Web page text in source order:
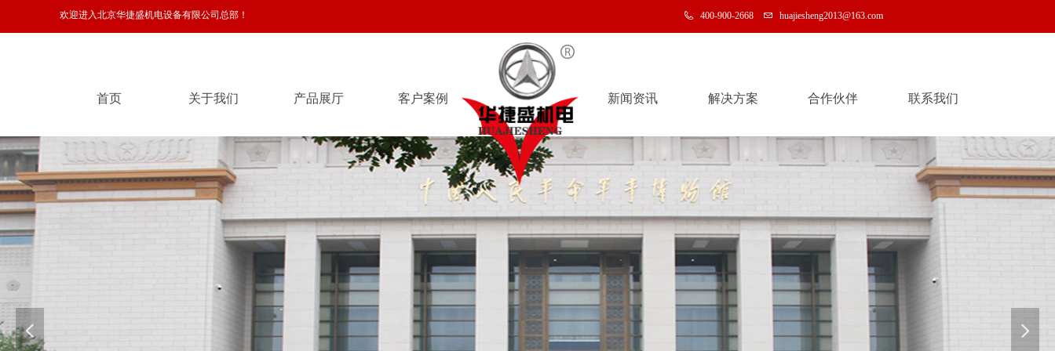
欢迎进入北京华捷盛机电设备有限公司总部！ 400-900-2668 huajiesheng2013@163.com
넳 넲
新闻资讯
新闻资讯
解决方案
解决方案
合作伙伴
合作伙伴
联系我们
联系我们
首页
首页
关于我们
关于我们
产品展厅
产品展厅
客户案例
客户案例